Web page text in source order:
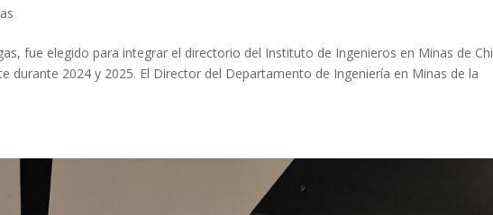
fue elegido para integrar el directorio del Instituto de Ingenieros en Minas de
durante 2024 y 2025. El Director del Departamento de Ingeniería en Minas de la